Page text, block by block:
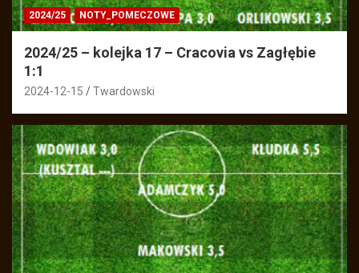
2024/25 NOTY_POMECZOWE
2024/25 – kolejka 17 – Cracovia vs Zagłębie
1:1
2024-12-15 Twardowski